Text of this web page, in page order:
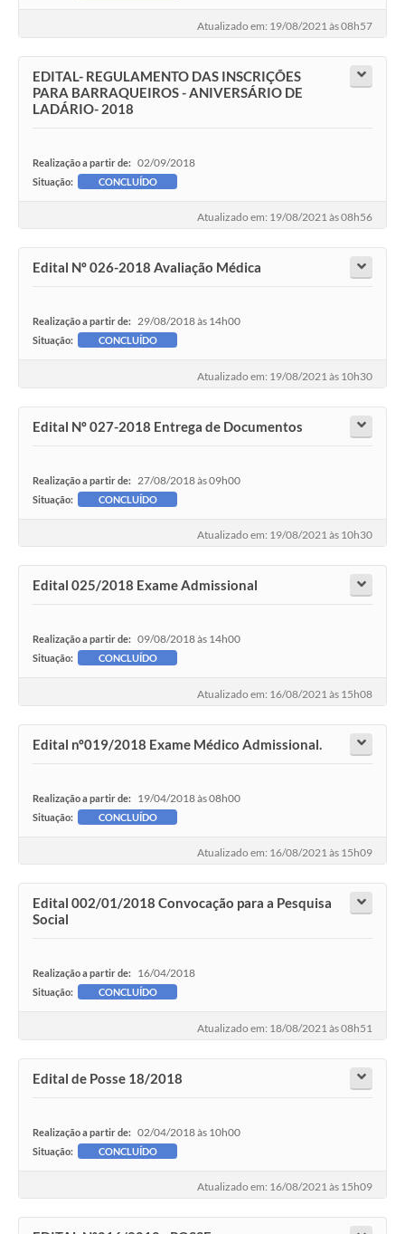
Atualizado em: 19/08/2021 às 08h57
EDITAL- REGULAMENTO DAS INSCRIÇÕES
PARA BARRAQUEIROS - ANIVERSÁRIO DE
LADÁRIO- 2018
Realização a partir de: 02/09/2018
Situação: CONCLUÍDO
Atualizado em: 19/08/2021 às 08h56
Edital Nº 026-2018 Avaliação Médica
Realização a partir de: 29/08/2018 às 14h00
Situação: CONCLUÍDO
Atualizado em: 19/08/2021 às 10h30
Edital Nº 027-2018 Entrega de Documentos
Realização a partir de: 27/08/2018 às 09h00
Situação: CONCLUÍDO
Atualizado em: 19/08/2021 às 10h30
Edital 025/2018 Exame Admissional
Realização a partir de: 09/08/2018 às 14h00
Situação: CONCLUÍDO
Atualizado em: 16/08/2021 às 15h08
Edital nº019/2018 Exame Médico Admissional.
Realização a partir de: 19/04/2018 às 08h00
Situação: CONCLUÍDO
Atualizado em: 16/08/2021 às 15h09
Edital 002/01/2018 Convocação para a Pesquisa
Social
Realização a partir de: 16/04/2018
Situação: CONCLUÍDO
Atualizado em: 18/08/2021 às 08h51
Edital de Posse 18/2018
Realização a partir de: 02/04/2018 às 10h00
Situação: CONCLUÍDO
Atualizado em: 16/08/2021 às 15h09